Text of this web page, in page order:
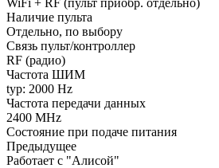
Наличие пульта
Отдельно, по выбору
Связь пульт/контроллер
RF (радио)
Частота ШИМ
typ: 2000 Hz
Частота передачи данных
2400 MHz
Состояние при подаче питания
Предыдущее
Работает с "Алисой"